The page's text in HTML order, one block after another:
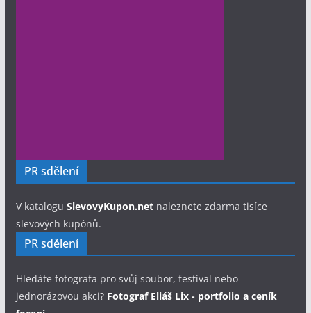
PR sdělení
V katalogu SlevovyKupon.netnaleznete zdarma tisíce
slevových kupónů.
PR sdělení
Hledáte fotografa pro svůj soubor, festival nebo
jednorázovou akci? Fotograf Eliáš Lix - portfolio a ceník